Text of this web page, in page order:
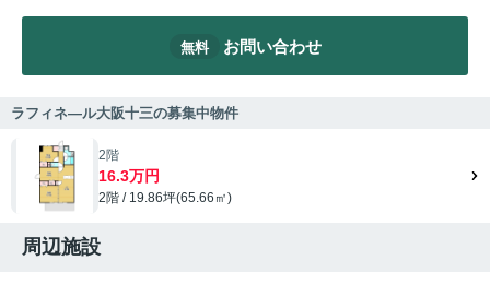
無料 お問い合わせ
ラフィネ―ル大阪十三の募集中物件
2階
16.3万円
2階 / 19.86坪(65.66㎡)
周辺施設